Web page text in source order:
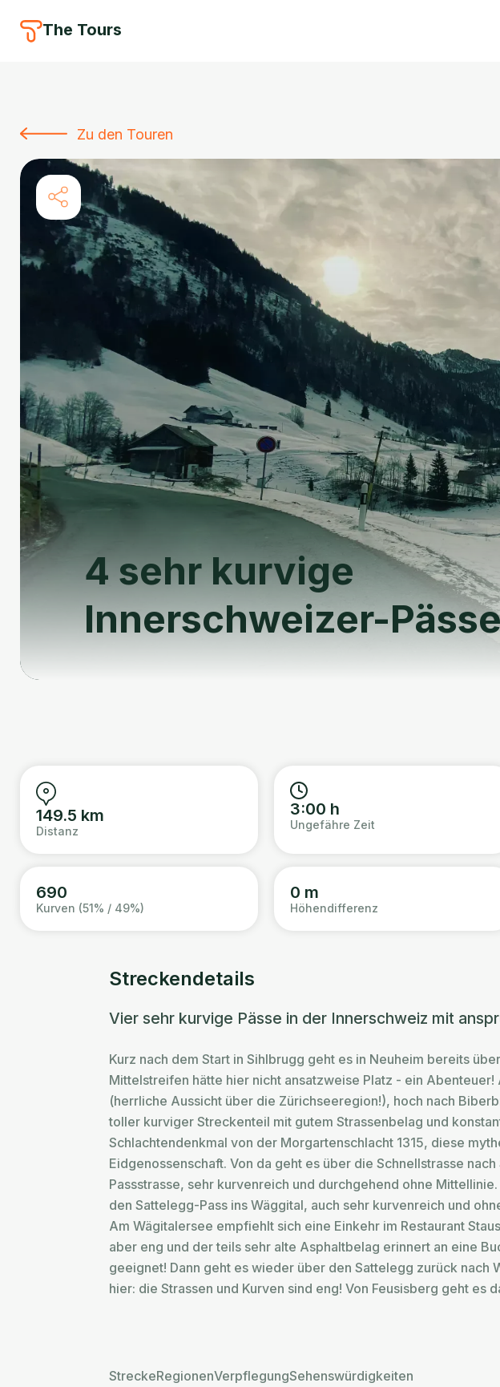
The Tours
Zu den Touren
4 sehr kurvige
Innerschweizer-
149.5 km
Distanz
3:00 h
Ungefähre Zeit
690
Kurven (51% / 49%)
0 m
Höhendifferenz
Streckendetails
Vier sehr kurvige Pässe in der Innerschweiz mit
Kurz nach dem Start in Sihlbrugg geht es in Neuheim bereits
Mittelstreifen hätte hier nicht ansatzweise Platz - ein
(herrliche Aussicht über die Zürichseeregion!), hoch nach
toller kurviger Streckenteil mit gutem Strassenbelag und
Schlachtendenkmal von der Morgartenschlacht 1315, diese
Eidgenossenschaft. Von da geht es über die Schnellstrasse
Passstrasse, sehr kurvenreich und durchgehend ohne
den Sattelegg-Pass ins Wäggital, auch sehr kurvenreich und
Am Wägitalersee empfiehlt sich eine Einkehr im Restaurant
aber eng und der teils sehr alte Asphaltbelag erinnert an eine
geeignet! Dann geht es wieder über den Sattelegg zurück nach
hier: die Strassen und Kurven sind eng! Von Feusisberg geht
StreckeRegionenVerpflegungSehenswürdigkeiten